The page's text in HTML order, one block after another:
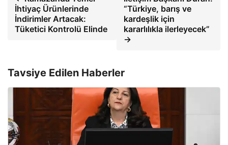
İhtiyaç Ürünlerinde
İndirimler Artacak:
Tüketici Kontrolü Elinde
“Türkiye, barış ve
kardeşlik için
kararlılıkla ilerleyecek”
→
Tavsiye Edilen Haberler